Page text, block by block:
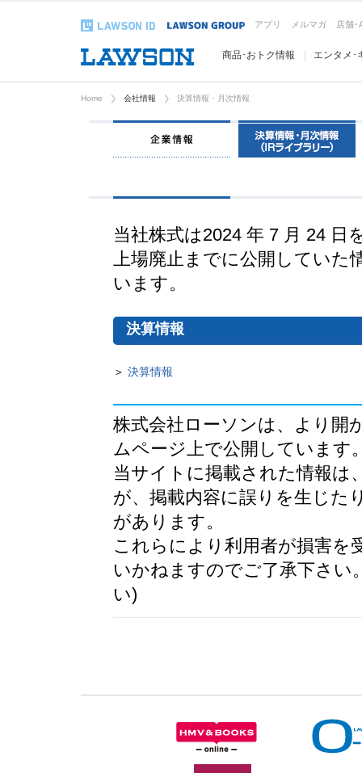
アプリ メルマガ 店舗･
商品･おトク情報 エンタメ･
Home 会社情報 決算情報・月次情報
企業情報
当社株式は2024 年 7 月 24
上場廃止までに公開していた
います。
決算情報
＞ 決算情報
株式会社ローソンは、より開
ムページ上で公開しています
当サイトに掲載された情報は
が、掲載内容に誤りを生じた
があります。
これらにより利用者が損害を
いかねますのでご了承下さい
い)